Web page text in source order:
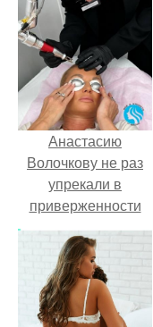
Анастасию
Волочкову не раз
упрекали в
приверженности
устаревшим бьюти -
процедурам.